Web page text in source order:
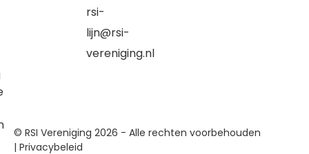
rsi-
lijn@rsi-
vereniging.nl
© RSI Vereniging 2026 - Alle rechten voorbehouden
|Privacybeleid